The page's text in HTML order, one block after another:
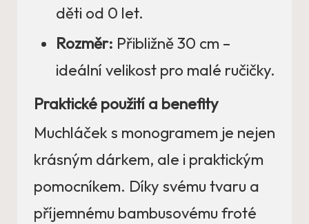
děti od 0 let.
Rozměr: Přibližně 30 cm –
ideální velikost pro malé ručičky.
Praktické použití a benefity
Muchláček s monogramem je nejen
krásným dárkem, ale i praktickým
pomocníkem. Díky svému tvaru a
příjemnému bambusovému froté